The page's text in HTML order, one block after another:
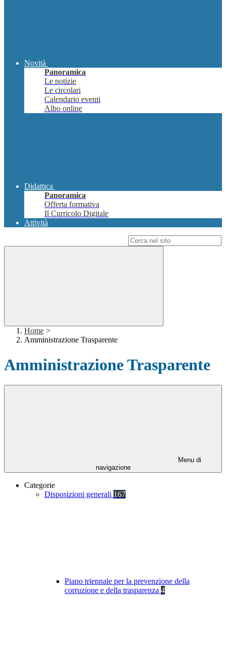
Novità
Panoramica
Le notizie
Le circolari
Calendario eventi
Albo online
Didattica
Panoramica
Offerta formativa
Il Curricolo Digitale
Attività
Home >
Amministrazione Trasparente
Amministrazione Trasparente
Menu di
navigazione
Categorie
Disposizioni generali 167
Piano triennale per la prevenzione della
corruzione e della trasparenza 4